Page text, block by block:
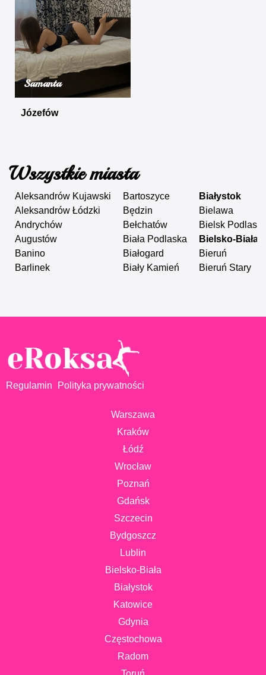
Samanta
Józefów
Wszystkie miasta
Aleksandrów Kujawski
Aleksandrów Łódzki
Andrychów
Augustów
Banino
Barlinek
Bartoszyce
Będzin
Bełchatów
Biała Podlaska
Białogard
Biały Kamień
Białystok
Bielawa
Bielsk Podlaski
Bielsko-Biała
Bieruń
Bieruń Stary
Regulamin Polityka prywatności
Warszawa
Kraków
Łódź
Wrocław
Poznań
Gdańsk
Szczecin
Bydgoszcz
Lublin
Bielsko-Biała
Białystok
Katowice
Gdynia
Częstochowa
Radom